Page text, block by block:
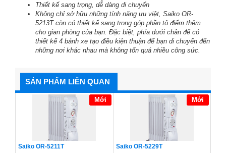
Thiết kế sang trọng, dễ dàng di chuyển
Không chỉ sở hữu những tính năng ưu việt, Saiko OR-
5213T còn có thiết kế sang trọng góp phần tô điểm thêm
cho gian phòng của bạn. Đặc biệt, phía dưới chân đế có
thiết kế 4 bánh xe tạo điều kiện thuận để bạn di chuyển đến
những nơi khác nhau mà không tốn quá nhiều công sức.
SẢN PHẨM LIÊN QUAN
Mới
Saiko OR-5211T
Mới
Saiko OR-5229T